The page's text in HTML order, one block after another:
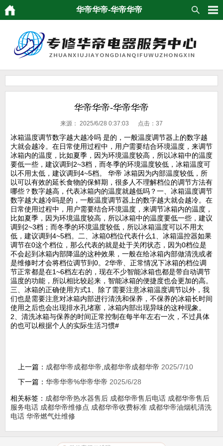
华帝华帝-华帝华帝
华帝华帝-华帝华帝
来源： 2025/6/28 0:37:03 点击： 37
冰箱温度调节数字越大越冷吗 是的，一般温度调节器上的数字越
大就会越冷。在日常使用过程中，用户需要结合环境温度，来调节
冰箱内的温度，比如夏季，因为环境温度较高，所以冰箱中的温度
要低一些，建议调到2~3档，而冬季的环境温度较低，冰箱温度可
以不用太低，建议调到4~5档。 华帝 冰箱因为内部温度较低，所
以可以有效的延长食物的保鲜期，很多人不理解档位的调节方法有
哪些？数字越高，代表冰箱内的温度就越低吗？一、冰箱温度调节
数字越大越冷吗是的，一般温度调节器上的数字越大就会越冷。在
日常使用过程中，用户需要结合环境温度，来调节冰箱内的温度，
比如夏季，因为环境温度较高，所以冰箱中的温度要低一些，建议
调到2~3档；而冬季的环境温度较低，所以冰箱温度可以不用太
低，建议调到4~5档。二、冰箱0档位代表什么1、冰箱温控器如果
调节在0这个档位，那么代表的就是处于关闭状态，因为0档位是
不会起到冰箱内部降温的这种效果，一般在给冰箱内部做清洗或者
是维修时才会将档位调节到0。2华帝、正常情况下冰箱的档位调
节正常都是在1~6档左右的，现在不少智能冰箱也都是带自动调节
温度的功能，所以相比较起来，智能冰箱的便捷度也会更加的高。
三、冰箱的正确使用方式1、除了需要注意冰箱温度调节以外，我
们也是需要注意对冰箱内部进行清洗和保养，不保养的冰箱长时间
使用之后也会出现排水孔堵塞，冰箱内部出现异味的这种现象。
2、清洗冰箱与保养的时间正常控制在每半年左右一次，不过具体
的也可以根据个人的实际生活习惯#
上一篇： 成都华帝成都华帝,成都华帝成都华帝 2025/7/10
下一篇： 华帝华帝%华帝华帝 2025/6/28
相关标签： 成都华帝热水器售后 成都华帝售后电话 成都华帝售后
服务电话 成都华帝维修点 成都华帝收费标准 成都华帝油烟机清洗
电话 华帝燃气灶维修